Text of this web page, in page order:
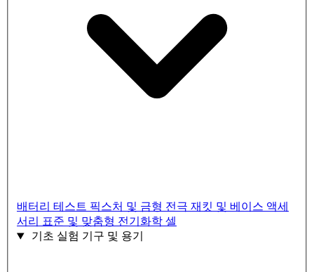
배터리 테스트 픽스처 및 금형 전극 재킷 및 베이스 액세
서리 표준 및 맞춤형 전기화학 셀
기초 실험 기구 및 용기